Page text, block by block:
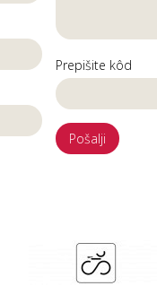
Prepišite kôd